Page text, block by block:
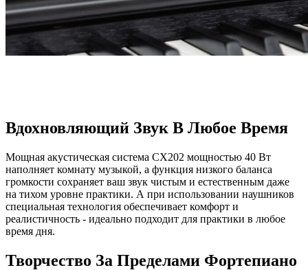
Вдохновляющий Звук В Любое Время
Мощная акустическая система CX202 мощностью 40 Вт
наполняет комнату музыкой, а функция низкого баланса
громкости сохраняет ваш звук чистым и естественным даже
на тихом уровне практики. А при использовании наушников
специальная технология обеспечивает комфорт и
реалистичность - идеально подходит для практики в любое
время дня.
Творчество За Пределами Фортепиано